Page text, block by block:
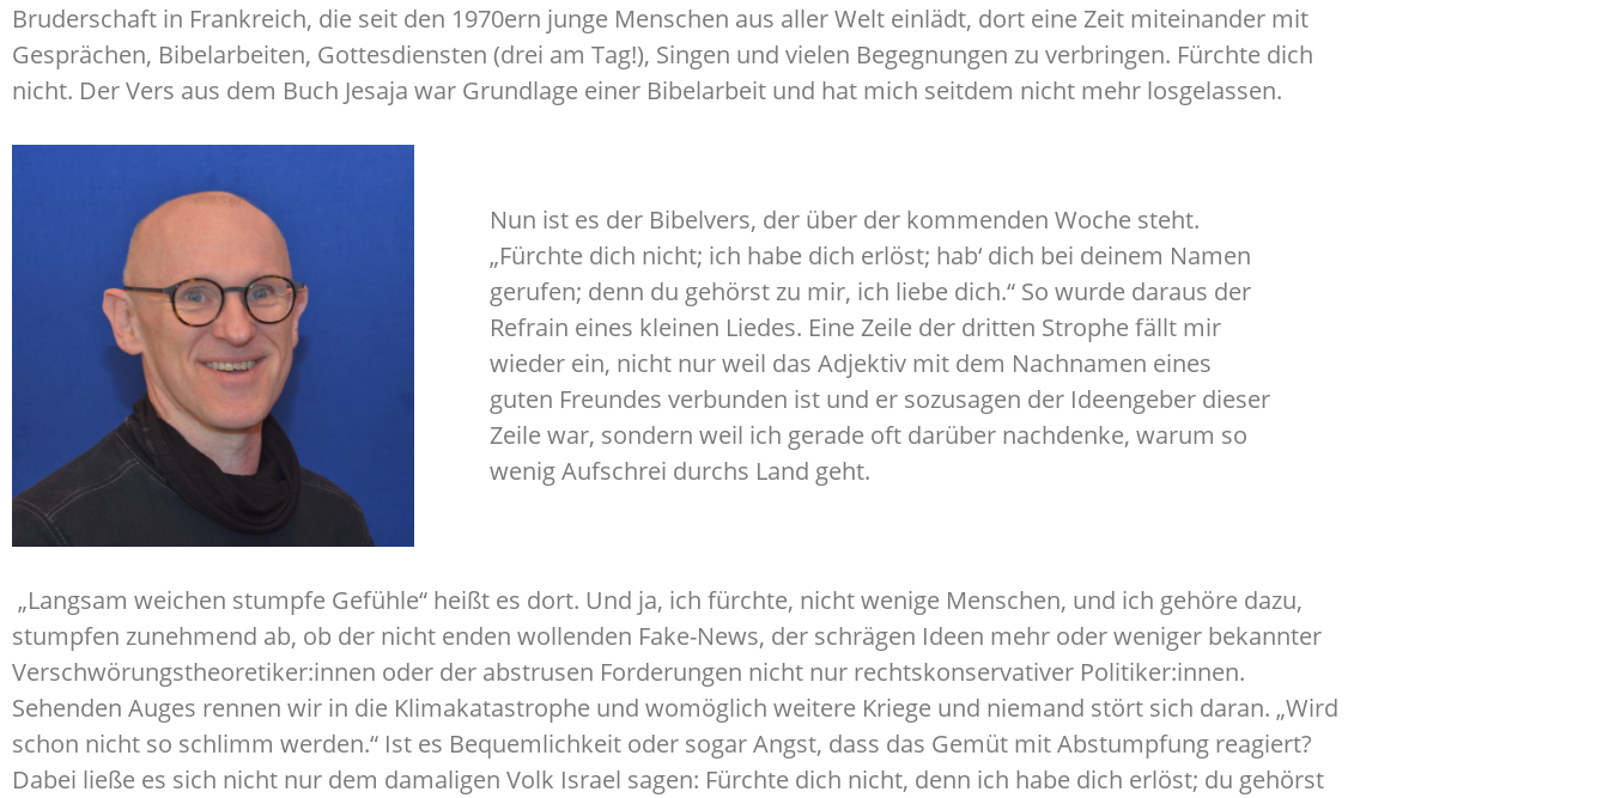
Bruderschaft in Frankreich, die seit den 1970ern junge Menschen aus aller Welt einlädt, dort eine Zeit miteinander mit
Gesprächen, Bibelarbeiten, Gottesdiensten (drei am Tag!), Singen und vielen Begegnungen zu verbringen. Fürchte dich
nicht. Der Vers aus dem Buch Jesaja war Grundlage einer Bibelarbeit und hat mich seitdem nicht mehr losgelassen.
Nun ist es der Bibelvers, der über der kommenden Woche steht.
„Fürchte dich nicht; ich habe dich erlöst; hab‘ dich bei deinem Namen
gerufen; denn du gehörst zu mir, ich liebe dich.“ So wurde daraus der
Refrain eines kleinen Liedes. Eine Zeile der dritten Strophe fällt mir
wieder ein, nicht nur weil das Adjektiv mit dem Nachnamen eines
guten Freundes verbunden ist und er sozusagen der Ideengeber dieser
Zeile war, sondern weil ich gerade oft darüber nachdenke, warum so
wenig Aufschrei durchs Land geht.
„Langsam weichen stumpfe Gefühle“ heißt es dort. Und ja, ich fürchte, nicht wenige Menschen, und ich gehöre dazu,
stumpfen zunehmend ab, ob der nicht enden wollenden Fake-News, der schrägen Ideen mehr oder weniger bekannter
Verschwörungstheoretiker:innen oder der abstrusen Forderungen nicht nur rechtskonservativer Politiker:innen.
Sehenden Auges rennen wir in die Klimakatastrophe und womöglich weitere Kriege und niemand stört sich daran. „Wird
schon nicht so schlimm werden.“ Ist es Bequemlichkeit oder sogar Angst, dass das Gemüt mit Abstumpfung reagiert?
Dabei ließe es sich nicht nur dem damaligen Volk Israel sagen: Fürchte dich nicht, denn ich habe dich erlöst; du gehörst